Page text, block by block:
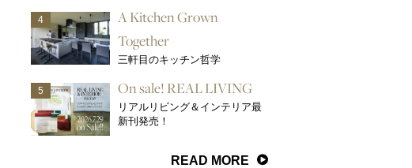
4
A Kitchen Grown
Together
三軒目のキッチン哲学
5 On sale! REAL LIVING
リアルリビング＆インテリア最
新刊発売！
READ MORE